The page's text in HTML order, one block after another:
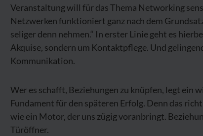
Veranstaltung will für das Thema Networking
Netzwerken funktioniert ganz nach dem
seliger denn nehmen.“ In erster Linie geht es
Akquise, sondern um Kontaktpflege. Und
Kommunikation.
Wer es schafft, Beziehungen zu knüpfen, legt ein
Fundament für den späteren Erfolg. Denn das
wie ein Motor, der uns zügig voranbringt.
Türöffner.